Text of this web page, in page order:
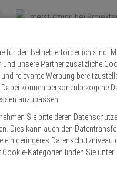
Fensterschloss braun
für den Betrieb erforderlich sind.
unsere Partner zusätzliche
relevante Werbung
können personenbezogene
anzupassen.
Sie bitte deren
Dies kann auch den
geringeres Datenschutzniveau
Kategorien finden Sie unter